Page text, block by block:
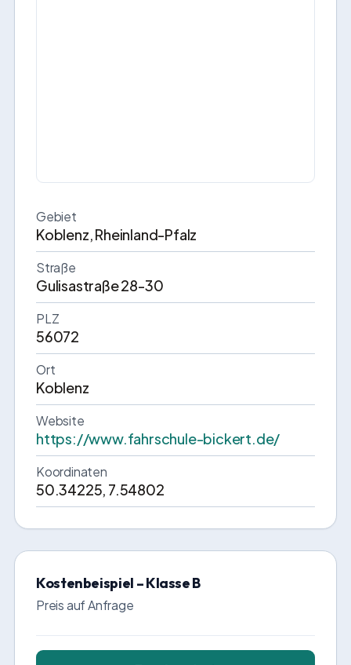
Gebiet
Koblenz, Rheinland-Pfalz
Straße
Gulisastraße 28-30
PLZ
56072
Ort
Koblenz
Website
https://www.fahrschule-bickert.de/
Koordinaten
50.34225, 7.54802
Kostenbeispiel – Klasse B
Preis auf Anfrage